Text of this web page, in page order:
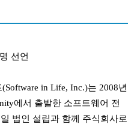
선언
in Life, Inc.)는 2008년
에서 출발한 소프트웨어 전
법인 설립과 함께 주식회사로